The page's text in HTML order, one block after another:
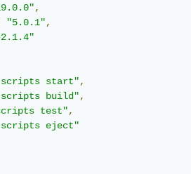
,
"5.0.1",
scripts start",
build",
test",
eject"